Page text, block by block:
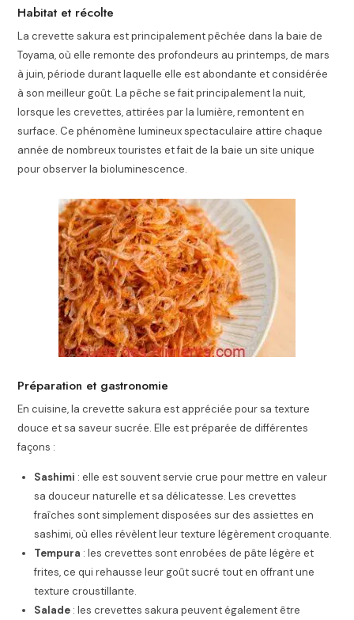
Habitat et récolte
La crevette sakura est principalement pêchée dans la baie de
Toyama, où elle remonte des profondeurs au printemps, de mars
à juin, période durant laquelle elle est abondante et considérée
à son meilleur goût. La pêche se fait principalement la nuit,
lorsque les crevettes, attirées par la lumière, remontent en
surface. Ce phénomène lumineux spectaculaire attire chaque
année de nombreux touristes et fait de la baie un site unique
pour observer la bioluminescence.
Préparation et gastronomie
En cuisine, la crevette sakura est appréciée pour sa texture
douce et sa saveur sucrée. Elle est préparée de différentes
façons :
Sashimi : elle est souvent servie crue pour mettre en valeur
sa douceur naturelle et sa délicatesse. Les crevettes
fraîches sont simplement disposées sur des assiettes en
sashimi, où elles révèlent leur texture légèrement croquante.
Tempura : les crevettes sont enrobées de pâte légère et
frites, ce qui rehausse leur goût sucré tout en offrant une
texture croustillante.
Salade : les crevettes sakura peuvent également être